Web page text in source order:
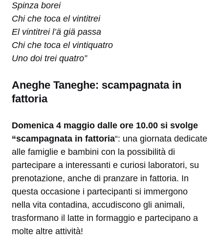
Spinza borei
Chi che toca el vintitrei
El vintitrei l’ä giä passa
Chi che toca el vintiquatro
Uno doi trei quatro”
Aneghe Taneghe: scampagnata in
fattoria
Domenica 4 maggio dalle ore 10.00 si svolge
“scampagnata in fattoria“: una giornata dedicate
alle famiglie e bambini con la possibilità di
partecipare a interessanti e curiosi laboratori, su
prenotazione, anche di pranzare in fattoria. In
questa occasione i partecipanti si immergono
nella vita contadina, accudiscono gli animali,
trasformano il latte in formaggio e partecipano a
molte altre attività!